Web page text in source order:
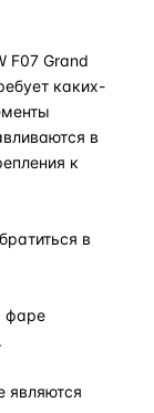
F07 Grand
каких-
в
к
в
фаре
.
являются